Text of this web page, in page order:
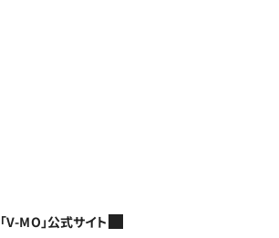
「V-MO」公式サイト